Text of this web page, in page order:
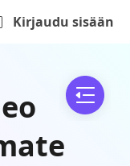
Kirjaudu sisään